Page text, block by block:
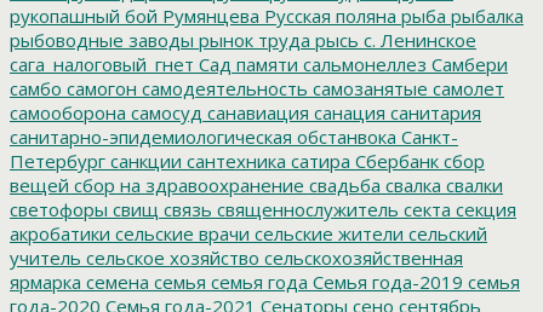
рукопашный бой Румянцева Русская поляна рыба рыбалка
рыбоводные заводы рынок труда рысь с. Ленинское
сага_налоговый_гнет Сад памяти сальмонеллез Самбери
самбо самогон самодеятельность самозанятые самолет
самооборона самосуд санавиация санация санитария
санитарно-эпидемиологическая обстанвока Санкт-
Петербург санкции сантехника сатира Сбербанк сбор
вещей сбор на здравоохранение свадьба свалка свалки
светофоры свищ связь священнослужитель секта секция
акробатики сельские врачи сельские жители сельский
учитель сельское хозяйство сельскохозяйственная
ярмарка семена семья семья года Семья года-2019 семья
года-2020 Семья года-2021 Сенаторы сено сентябрь